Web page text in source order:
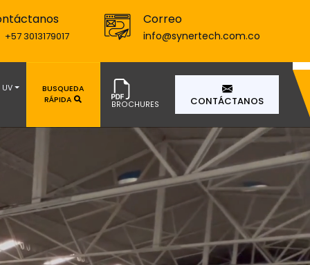
+57 3013179017
Correo
info@synertech.com.co
UV
BUSQUEDA
RÁPIDA
BROCHURES CONTÁCTANOS